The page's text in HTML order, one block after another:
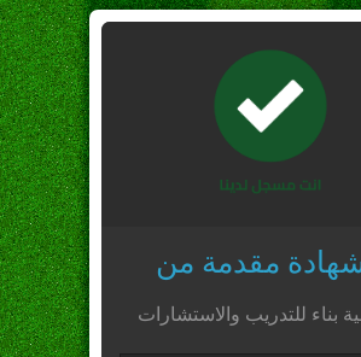
مقدمة من
بناء للتدريب والاستشارات